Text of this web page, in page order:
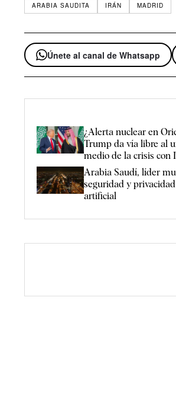
ARABIA SAUDITA IRÁN MADRID
Únete al canal de Whatsapp
¿Alerta nuclear en
Trump da vía libre al
medio de la crisis con
Arabia Saudí, líder
seguridad y
artificial